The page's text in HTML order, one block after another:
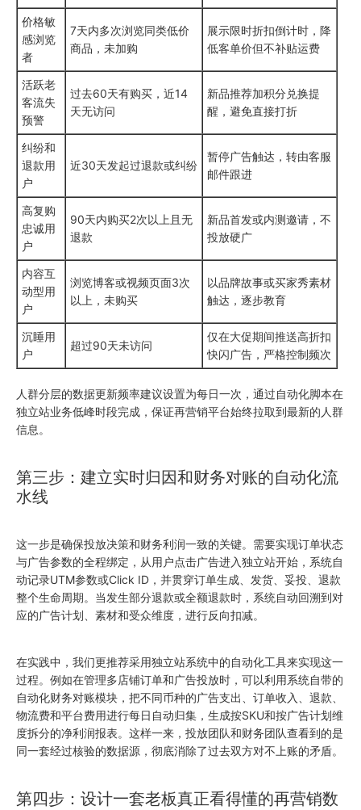
价格敏
感浏览
者
7天内多次浏览同类低价
商品，未加购
展示限时折扣倒计时，降
低客单价但不补贴运费
活跃老
客流失
预警
过去60天有购买，近14
天无访问
新品推荐加积分兑换提
醒，避免直接打折
纠纷和
退款用
户
近30天发起过退款或纠纷
暂停广告触达，转由客服
邮件跟进
高复购
忠诚用
户
90天内购买2次以上且无
退款
新品首发或内测邀请，不
投放硬广
内容互
动型用
户
浏览博客或视频页面3次
以上，未购买
以品牌故事或买家秀素材
触达，逐步教育
沉睡用
户
超过90天未访问
仅在大促期间推送高折扣
快闪广告，严格控制频次
人群分层的数据更新频率建议设置为每日一次，通过自动化脚本在
独立站业务低峰时段完成，保证再营销平台始终拉取到最新的人群
信息。
第三步：建立实时归因和财务对账的自动化流
水线
这一步是确保投放决策和财务利润一致的关键。需要实现订单状态
与广告参数的全程绑定，从用户点击广告进入独立站开始，系统自
动记录UTM参数或Click ID，并贯穿订单生成、发货、妥投、退款
整个生命周期。当发生部分退款或全额退款时，系统自动回溯到对
应的广告计划、素材和受众维度，进行反向扣减。
在实践中，我们更推荐采用独立站系统中的自动化工具来实现这一
过程。例如在管理多店铺订单和广告投放时，可以利用系统自带的
自动化财务对账模块，把不同币种的广告支出、订单收入、退款、
物流费和平台费用进行每日自动归集，生成按SKU和按广告计划维
度拆分的净利润报表。这样一来，投放团队和财务团队查看到的是
同一套经过核验的数据源，彻底消除了过去双方对不上账的矛盾。
第四步：设计一套老板真正看得懂的再营销数